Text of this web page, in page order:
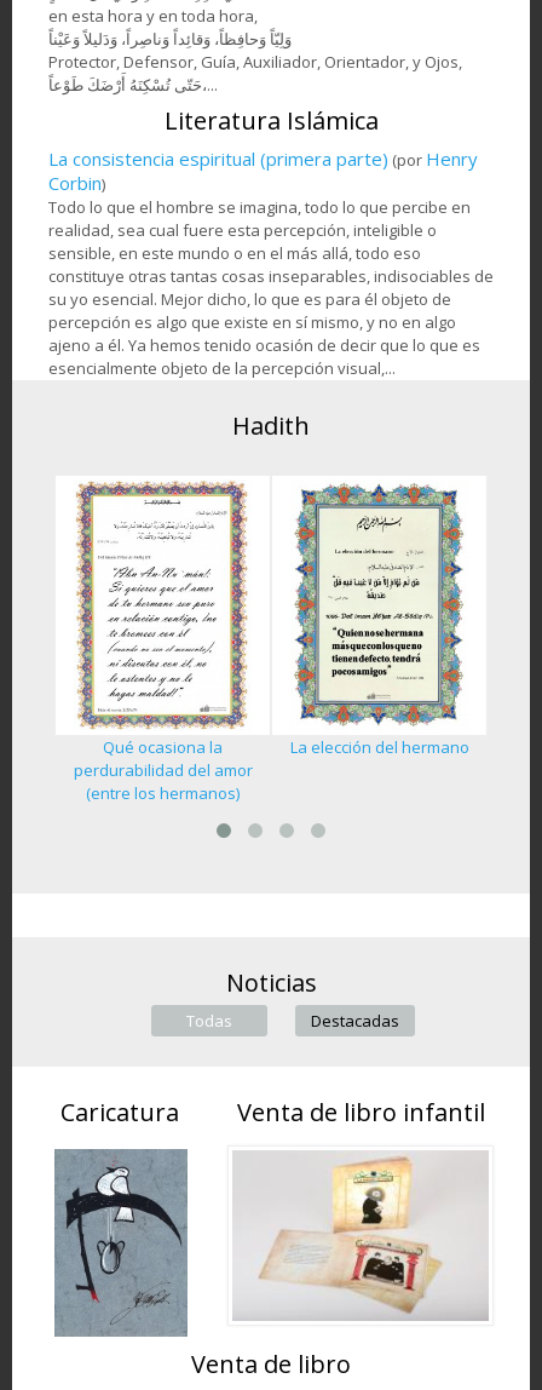
en esta hora y en toda hora,
وَلِيّاً وَحافِظاً، وَقائِداً ‏وَناصِراً، وَدَليلاً وَعَيْناً
Protector, Defensor, Guía, Auxiliador, Orientador, y Ojos,
حَتّى تُسْكِنَهُ أَرْضَكَ طَوْعاً،...
Literatura Islámica
La consistencia espiritual (primera parte) (por Henry
Corbin)
Todo lo que el hombre se imagina, todo lo que percibe en
realidad, sea cual fuere esta percepción, inteligible o
sensible, en este mundo o en el más allá, todo eso
constituye otras tantas cosas inseparables, indisociables de
su yo esencial. Mejor dicho, lo que es para él objeto de
percepción es algo que existe en sí mismo, y no en algo
ajeno a él. Ya hemos tenido ocasión de decir que lo que es
esencialmente objeto de la percepción visual,...
Hadith
Qué ocasiona la
perdurabilidad del amor
(entre los hermanos)
La elección del hermano
Noticias
Todas (active tab)Destacadas
Caricatura Venta de libro infantil
Venta de libro